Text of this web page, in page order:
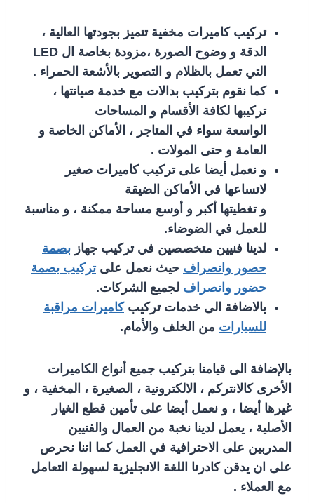
تركيب كاميرات مخفية تتميز بجودتها العالية ،
الدقة و وضوح الصورة ،مزودة بخاصة ال LED
التي تعمل بالظلام و التصوير بالأشعة الحمراء .
كما نقوم بتركيب بدالات مع خدمة صيانتها ،
تركيبها لكافة الأقسام و المساحات
الواسعة سواء في المتاجر ، الأماكن الخاصة و
العامة و حتى المولات .
و نعمل أيضا على تركيب كاميرات صغير
لاتساعها في الأماكن الضيقة
و تغطيتها أكبر و أوسع مساحة ممكنة ، و مناسبة
للعمل في الضوضاء.
لدينا فنيين متخصصين في تركيب جهاز بصمة
حصور وانصراف حيث نعمل علىتركيب بصمة
حضور وانصراف لجميع الشركات.
بالاضافة الى خدمات تركيبكاميرات مراقبة
للسيارات من الخلف والأمام.
بالإضافة الى قيامنا بتركيب جميع أنواع الكاميرات
الأخرى كالانتركم ، الالكترونية ، الصغيرة ، المخفية ، و
غيرها أيضا ، و نعمل أيضا على تأمين قطع الغيار
الأصلية ، يعمل لدينا نخبة من العمال والفنيين
المدربين على الاحترافية في العمل كما اننا نحرص
على ان يدقن كادرنا اللغة الانجليزية لسهولة التعامل
مع العملاء .